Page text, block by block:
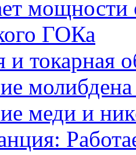
мощности
ГОКа
и токарная
молибдена
меди и